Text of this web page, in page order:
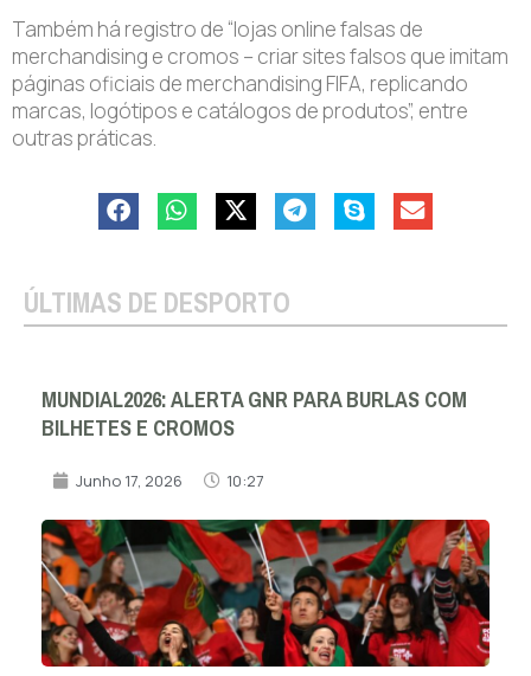
Também há registro de “lojas online falsas de
merchandising e cromos – criar sites falsos que imitam
páginas oficiais de merchandising FIFA, replicando
marcas, logótipos e catálogos de produtos”, entre
outras práticas.
ÚLTIMAS DE DESPORTO
MUNDIAL2026: ALERTA GNR PARA BURLAS COM
BILHETES E CROMOS
Junho 17, 2026 10:27